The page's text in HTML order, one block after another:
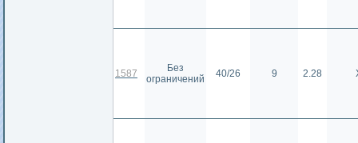
1587
Без
ограничений
40/26 9 2.28